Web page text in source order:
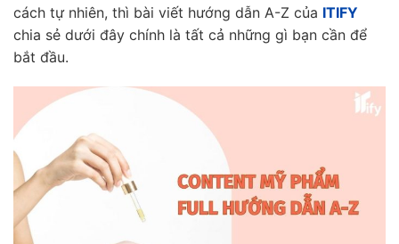
cách tự nhiên, thì bài viết hướng dẫn A-Z của ITIFY
chia sẻ dưới đây chính là tất cả những gì bạn cần để
bắt đầu.